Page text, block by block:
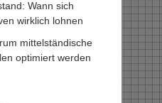
Wann sich
wirklich lohnen
mittelständische
optimiert werden